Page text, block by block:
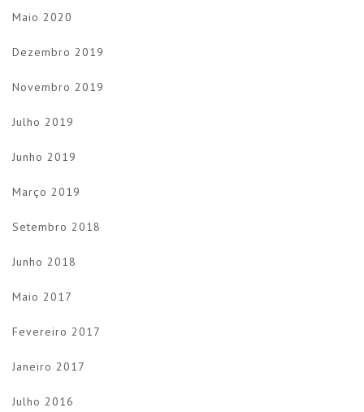
Maio 2020
Dezembro 2019
Novembro 2019
Julho 2019
Junho 2019
Março 2019
Setembro 2018
Junho 2018
Maio 2017
Fevereiro 2017
Janeiro 2017
Julho 2016